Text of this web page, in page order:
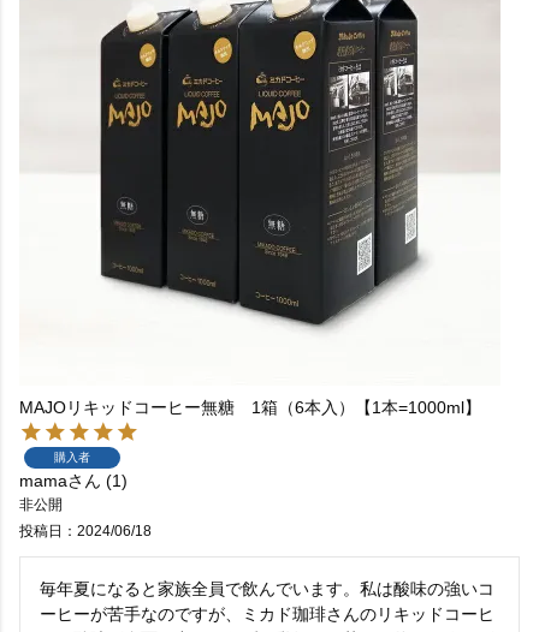
MAJOリキッドコーヒー無糖 1箱（6本入）【1本=1000ml】
購入者
mama 1
非公開
投稿日
2024/06/18
毎年夏になると家族全員で飲んでいます。私は酸味の強いコ
ーヒーが苦手なのですが、ミカド珈琲さんのリキッドコーヒ